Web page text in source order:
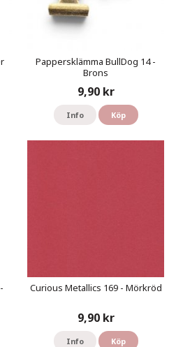
Pappersklämma BullDog 14 -
Brons
9,90 kr
Info Köp
Curious Metallics 169 - Mörkröd
9,90 kr
Info Köp